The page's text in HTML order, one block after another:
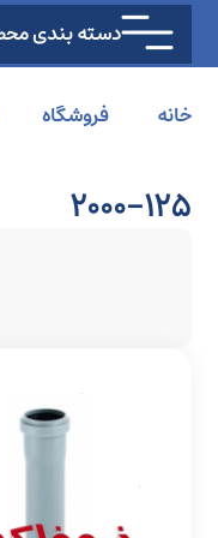
دسته بندی
خانه فروشگاه
2000-125